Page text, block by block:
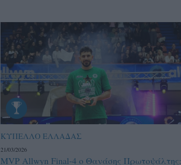
ΚΥΠΕΛΛΟ ΕΛΛΑΔΑΣ
21/03/2026
MVP Allwyn Final-4 ο Θανάσης Πρωτοψάλτης: